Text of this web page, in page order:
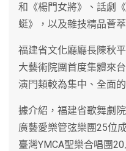
和《楊門女將》、話劇
蜓》，以及雜技精品薈
福建省文化廳廳長陳秋
大藝術院團首度集體來
演門類較為集中、全面
據介紹，福建省歌舞劇
廣藝愛樂管弦樂團25位
臺灣YMCA聖樂合唱團